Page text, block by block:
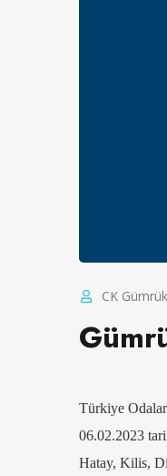
CK Gümrük
Türkiye Odalar
06.02.2023
Hatay, Kilis,